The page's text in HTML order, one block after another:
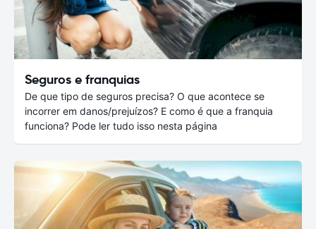
Seguros e franquias
De que tipo de seguros precisa? O que acontece se
incorrer em danos/prejuízos? E como é que a franquia
funciona? Pode ler tudo isso nesta página